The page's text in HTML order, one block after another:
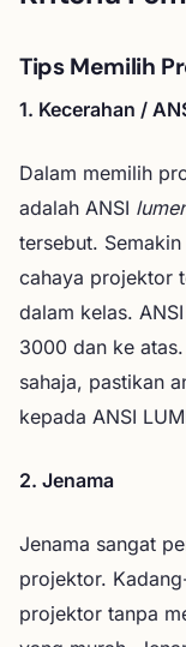
Tips Memilih
1. Kecerahan /
Dalam memilih
adalah ANSI
tersebut.
cahaya projektor
dalam kelas. ANSI
3000 dan ke
sahaja, pastikan
kepada ANSI
2. Jenama
Jenama sangat
projektor.
projektor tanpa